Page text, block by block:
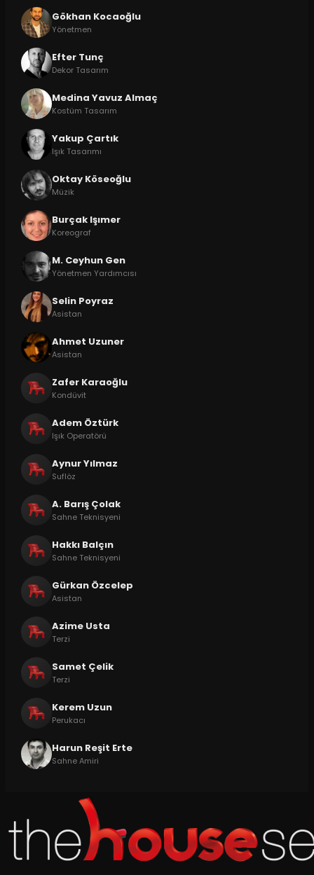
Gökhan Kocaoğlu
Yönetmen
Efter Tunç
Dekor Tasarım
Medina Yavuz Almaç
Kostüm Tasarım
Yakup Çartık
Işık Tasarımı
Oktay Köseoğlu
Müzik
Burçak Işımer
Koreograf
M. Ceyhun Gen
Yönetmen Yardımcısı
Selin Poyraz
Asistan
Ahmet Uzuner
Asistan
Zafer Karaoğlu
Kondüvit
Adem Öztürk
Işık Operatörü
Aynur Yılmaz
Suflöz
A. Barış Çolak
Sahne Teknisyeni
Hakkı Balçın
Sahne Teknisyeni
Gürkan Özcelep
Asistan
Azime Usta
Terzi
Samet Çelik
Terzi
Kerem Uzun
Perukacı
Harun Reşit Erte
Sahne Amiri